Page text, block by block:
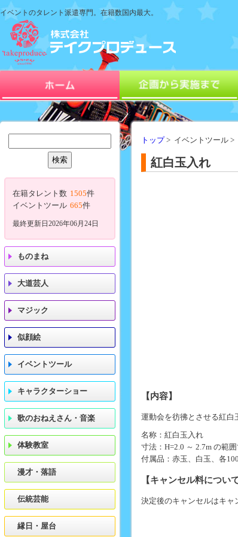
イベントのタレント派遣専門。在籍数国内最大。
トップ> イベントツール >
紅白玉入れ
【内容】
運動会を彷彿とさせる紅白
名称：紅白玉入れ
寸法：H=2.0 ～ 2.7m の範
付属品：赤玉、白玉、各
【キャンセル料について
決定後のキャンセルはキャ
在籍タレント数 1505件
イベントツール 665件
最終更新日2026年06月24日
ものまね
大道芸人
マジック
似顔絵
イベントツール
キャラクターショー
歌のおねえさん・音楽
体験教室
漫才・落語
伝統芸能
縁日・屋台